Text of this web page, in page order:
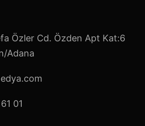
Özler Cd. Özden Apt Kat:6
Adana
01